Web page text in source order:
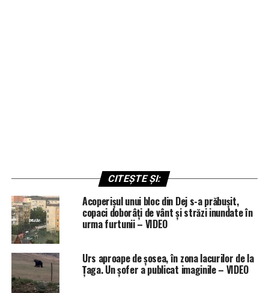
CITEȘTE ȘI:
Acoperișul unui bloc din Dej s-a prăbușit,
copaci doborâți de vânt și străzi inundate în
urma furtunii – VIDEO
Urs aproape de șosea, în zona lacurilor de la
Țaga. Un șofer a publicat imaginile – VIDEO